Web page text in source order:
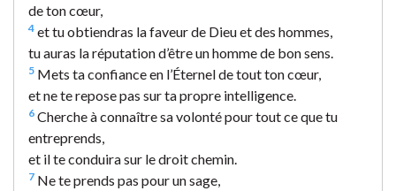
de ton cœur,
4 et tu obtiendras la faveur de Dieu et des hommes,
tu auras la réputation d’être un homme de bon sens.
5 Mets ta confiance en l’Éternel de tout ton cœur,
et ne te repose pas sur ta propre intelligence.
6 Cherche à connaître sa volonté pour tout ce que tu
entreprends,
et il te conduira sur le droit chemin.
7 Ne te prends pas pour un sage,